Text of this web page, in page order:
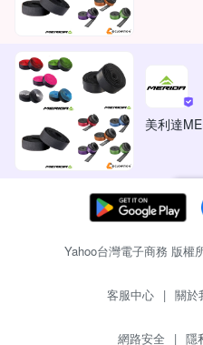
美利達
Yahoo台灣電子商務 版權
客服中心 | 關於
網路安全 | 隱